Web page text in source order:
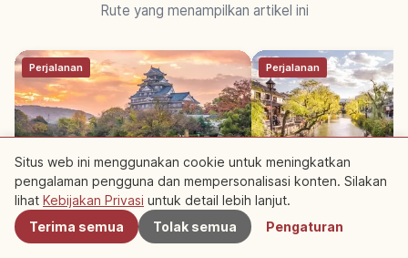
Rute yang menampilkan artikel ini
Perjalanan
Rute Sehari Okayama:
Korakuen, Kastil Okayama &
Kurashiki
Perjalanan
Rute Okayama &
Hari 1 Malam:
Pemula
Terdekat
Situs web ini menggunakan cookie untuk meningkatkan
pengalaman pengguna dan mempersonalisasi konten. Silakan
lihat Kebijakan Privasi untuk detail lebih lanjut.
Terima semua
Tolak semua Pengaturan